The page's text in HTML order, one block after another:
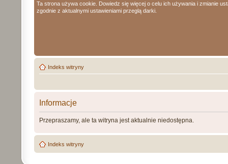
Ta strona używa cookie. Dowiedz się więcej o celu ich używania i zmianie
zgodnie z aktualnymi ustawieniami przeglą darki.
Indeks witryny
Informacje
Przepraszamy, ale ta witryna jest aktualnie niedostępna.
Indeks witryny